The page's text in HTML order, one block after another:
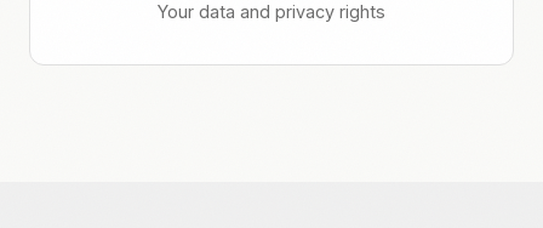
Your data and privacy rights